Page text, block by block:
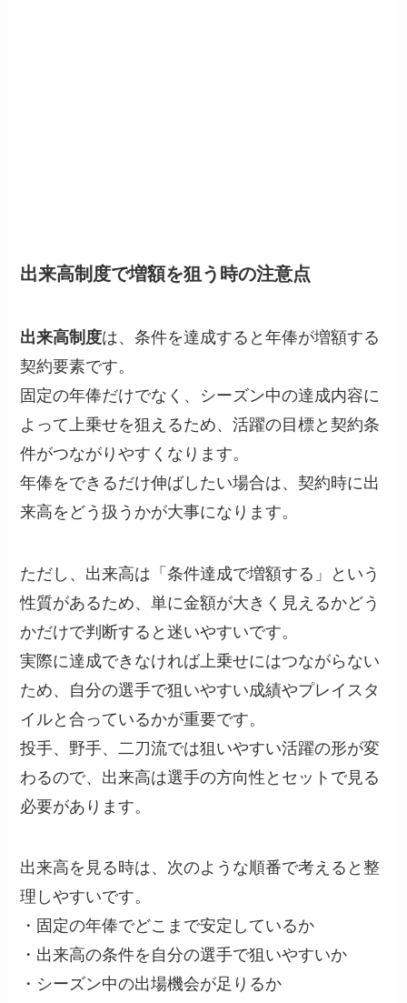
出来高制度で増額を狙う時の注意点
出来高制度は、条件を達成すると年俸が増額する
契約要素です。
固定の年俸だけでなく、シーズン中の達成内容に
よって上乗せを狙えるため、活躍の目標と契約条
件がつながりやすくなります。
年俸をできるだけ伸ばしたい場合は、契約時に出
来高をどう扱うかが大事になります。
ただし、出来高は「条件達成で増額する」という
性質があるため、単に金額が大きく見えるかどう
かだけで判断すると迷いやすいです。
実際に達成できなければ上乗せにはつながらない
ため、自分の選手で狙いやすい成績やプレイスタ
イルと合っているかが重要です。
投手、野手、二刀流では狙いやすい活躍の形が変
わるので、出来高は選手の方向性とセットで見る
必要があります。
出来高を見る時は、次のような順番で考えると整
理しやすいです。
・固定の年俸でどこまで安定しているか
・出来高の条件を自分の選手で狙いやすいか
・シーズン中の出場機会が足りるか